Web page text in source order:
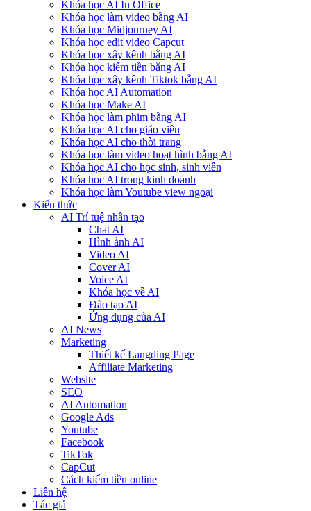
Khóa học AI In Office
Khóa học làm video bằng AI
Khóa học Midjourney AI
Khóa học edit video Capcut
Khóa học xây kênh bằng AI
Khóa học kiếm tiền bằng AI
Khóa học xây kênh Tiktok bằng AI
Khóa học AI Automation
Khóa học Make AI
Khóa học làm phim bằng AI
Khóa học AI cho giáo viên
Khóa học AI cho thời trang
Khóa học làm video hoạt hình bằng AI
Khóa học AI cho học sinh, sinh viên
Khóa hoc AI trong kinh doanh
Khóa học làm Youtube view ngoại
Kiến thức
AI Trí tuệ nhân tạo
Chat AI
Hình ảnh AI
Video AI
Cover AI
Voice AI
Khóa học về AI
Đào tạo AI
Ứng dụng của AI
AI News
Marketing
Thiết kế Langding Page
Affiliate Marketing
Website
SEO
AI Automation
Google Ads
Youtube
Facebook
TikTok
CapCut
Cách kiếm tiền online
Liên hệ
Tác giả